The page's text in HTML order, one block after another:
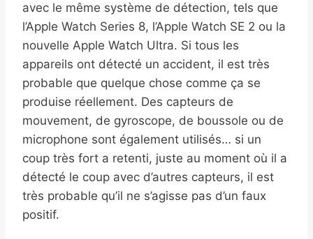
avec le même système de détection, tels que
l’Apple Watch Series 8, l’Apple Watch SE 2 ou la
nouvelle Apple Watch Ultra. Si tous les
appareils ont détecté un accident, il est très
probable que quelque chose comme ça se
produise réellement. Des capteurs de
mouvement, de gyroscope, de boussole ou de
microphone sont également utilisés… si un
coup très fort a retenti, juste au moment où il a
détecté le coup avec d’autres capteurs, il est
très probable qu’il ne s’agisse pas d’un faux
positif.